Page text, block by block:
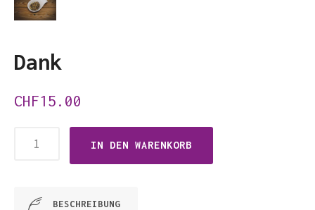
Dank
CHF15.00
Menge
IN DEN WARENKORB
BESCHREIBUNG